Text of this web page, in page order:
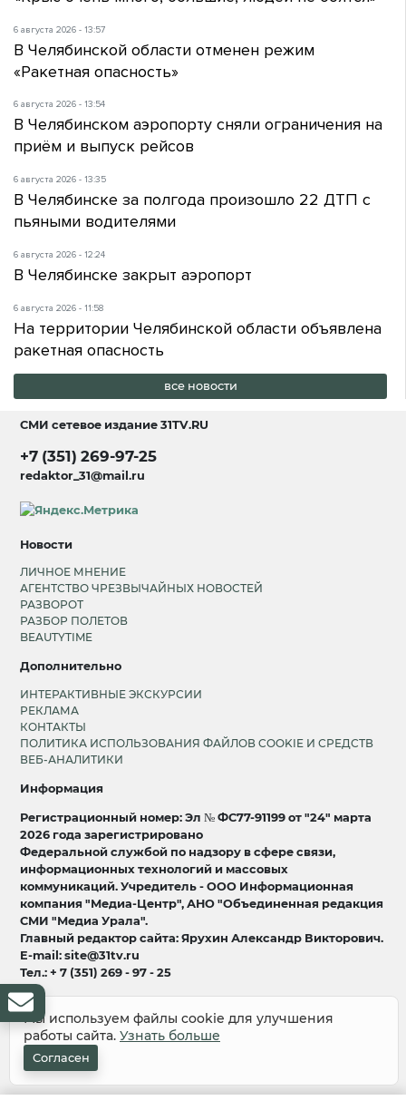
6 августа 2026 - 13:57
В Челябинской области отменен режим
«Ракетная опасность»
6 августа 2026 - 13:54
В Челябинском аэропорту сняли ограничения на
приём и выпуск рейсов
6 августа 2026 - 13:35
В Челябинске за полгода произошло 22 ДТП с
пьяными водителями
6 августа 2026 - 12:24
В Челябинске закрыт аэропорт
6 августа 2026 - 11:58
На территории Челябинской области объявлена
ракетная опасность
все новости
СМИ сетевое издание31TV.RU
+7 (351) 269-97-25
redaktor_31@mail.ru
Новости
ЛИЧНОЕ МНЕНИЕ
АГЕНТСТВО ЧРЕЗВЫЧАЙНЫХ НОВОСТЕЙ
РАЗВОРОТ
РАЗБОР ПОЛЕТОВ
BEAUTYTIME
Дополнительно
ИНТЕРАКТИВНЫЕ ЭКСКУРСИИ
РЕКЛАМА
КОНТАКТЫ
ПОЛИТИКА ИСПОЛЬЗОВАНИЯ ФАЙЛОВ COOKIE И СРЕДСТВ
ВЕБ-АНАЛИТИКИ
Информация
Регистрационный номер: Эл № ФС77-91199 от "24" марта
2026 года зарегистрировано
Федеральной службой по надзору в сфере связи,
информационных технологий и массовых
коммуникаций. Учредитель - ООО Информационная
компания "Медиа-Центр", АНО "Объединенная редакция
СМИ "Медиа Урала".
Главный редактор сайта: Ярухин Александр Викторович.
E-mail: site@31tv.ru
Тел.: + 7 (351) 269 - 97 - 25
18+
© 2008-2026 Все права защищены
разработка и продвижение:
Мы используем файлы cookie для улучшения
работы сайта. Узнать больше
Согласен